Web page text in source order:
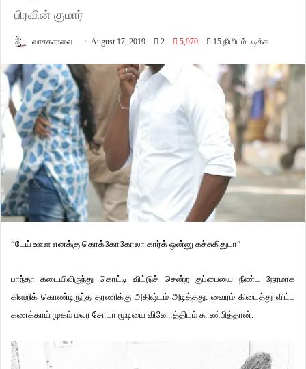
பிரவின் குமார்
வாசகசாலை August 17, 2019 2 5,970 15 நிமிடம் படிக்க
“டேய் ஊள எனக்கு கொக்கோகோலா கார்க் ஒன்னு கச்சுகிதுடா”
பாந்தா கடையிலிருந்து கொட்டி விட்டுச் சென்ற குப்பையை நீண்ட நேரமாக
கிளறிக் கொண்டிருந்த தரணிக்கு அதிஷ்டம் அடித்தது. வைரம் கிடைத்து விட்ட
கணக்காய் முகம் மலர சோடா மூடியை வினோத்திடம் காண்பித்தான்.